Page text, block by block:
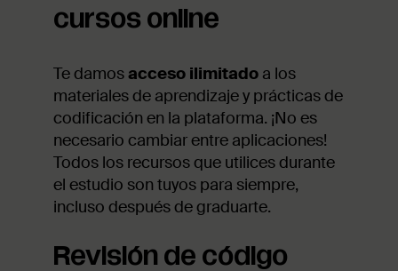
cursos online
Te damosacceso ilimitado a los
materiales de aprendizaje y prácticas de
codificación en la plataforma. ¡No es
necesario cambiar entre aplicaciones!
Todos los recursos que utilices durante
el estudio son tuyos para siempre,
incluso después de graduarte.
Revisión de código